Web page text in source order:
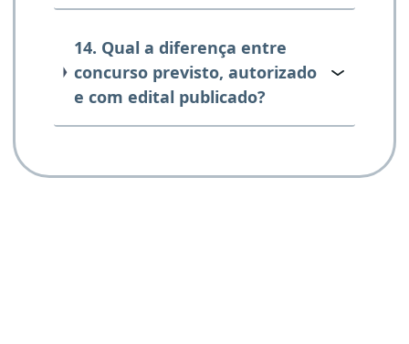
14. Qual a diferença entre
concurso previsto, autorizado
e com edital publicado?